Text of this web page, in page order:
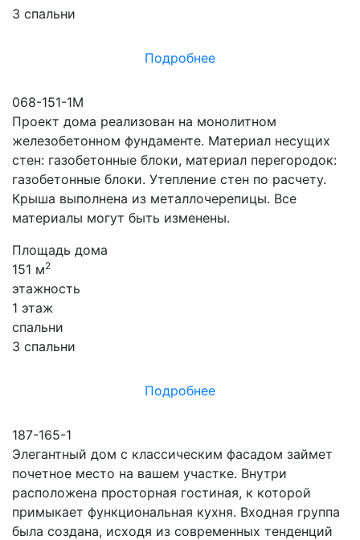
3 спальни
Подробнее
068-151-1М
Проект дома реализован на монолитном
железобетонном фундаменте. Материал несущих
стен: газобетонные блоки, материал перегородок:
газобетонные блоки. Утепление стен по расчету.
Крыша выполнена из металлочерепицы. Все
материалы могут быть изменены.
Площадь дома
151 м2
этажность
1 этаж
спальни
3 спальни
Подробнее
187-165-1
Элегантный дом с классическим фасадом займет
почетное место на вашем участке. Внутри
расположена просторная гостиная, к которой
примыкает функциональная кухня. Входная группа
была создана, исходя из современных тенденций